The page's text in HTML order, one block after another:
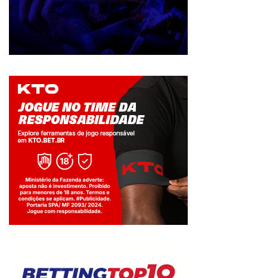
Jogue com responsabilidade. 18+